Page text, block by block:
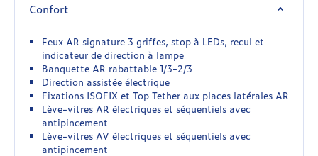
Confort
Feux AR signature 3 griffes, stop à LEDs, recul et
indicateur de direction à lampe
Banquette AR rabattable 1/3-2/3
Direction assistée électrique
Fixations ISOFIX et Top Tether aux places latérales AR
Lève-vitres AR électriques et séquentiels avec
antipincement
Lève-vitres AV électriques et séquentiels avec
antipincement